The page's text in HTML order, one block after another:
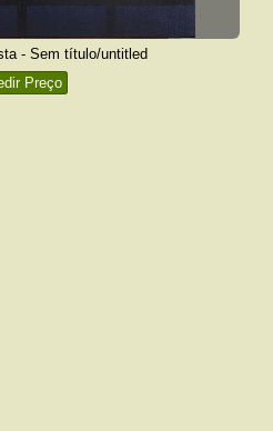
- Sem título/untitled
Preço